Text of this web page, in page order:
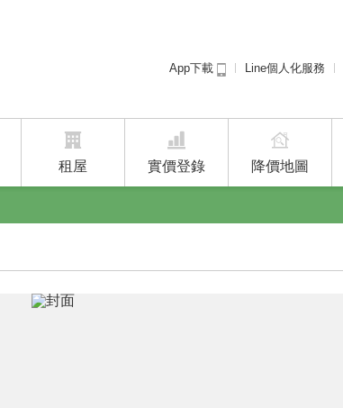
App下載 Line個人化服務
租屋 實價登錄 降價地圖